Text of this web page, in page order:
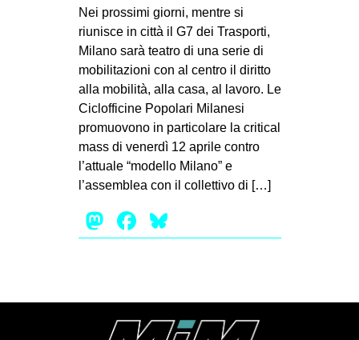
MOBILITAZIONI
SPAZI
SPORT POPOLARE
MOVIMENTI
AMBIENTE
ANTIFASCISMO
DIRITTO ALL’ABITARE
GENERI
MIGRAZIONI
STUDENTI
Nei prossimi giorni, mentre si
riunisce in città il G7 dei Trasporti,
Milano sarà teatro di una serie di
mobilitazioni con al centro il diritto
alla mobilità, alla casa, al lavoro. Le
Ciclofficine Popolari Milanesi
promuovono in particolare la critical
mass di venerdì 12 aprile contro
l’attuale “modello Milano” e
l’assemblea con il collettivo di […]
Mastodon
Facebook